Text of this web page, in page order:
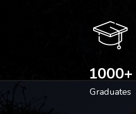
1000+
Graduates